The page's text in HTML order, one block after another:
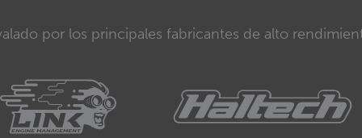
por los principales fabricantes de alto